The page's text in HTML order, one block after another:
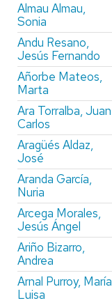
Almau Almau,
Sonia
Andu Resano,
Jesús Fernando
Añorbe Mateos,
Marta
Ara Torralba, Juan
Carlos
Aragüés Aldaz,
José
Aranda García,
Nuria
Arcega Morales,
Jesús Ángel
Ariño Bizarro,
Andrea
Arnal Purroy, María
Luisa